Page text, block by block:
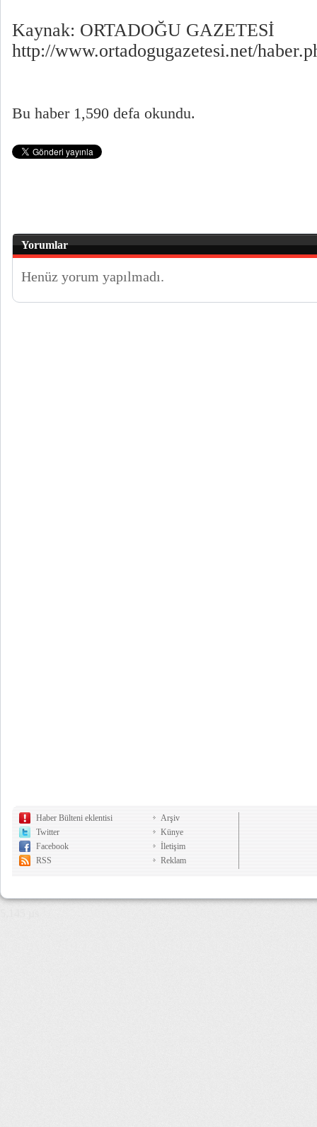
Kaynak: ORTADOĞU GAZETESİ
http://www.ortadogugazetesi.net/
Bu haber 1,590 defa okundu.
Yorumlar
Henüz yorum yapılmadı.
Haber Bülteni eklentisi
Twitter
Facebook
RSS
Arşiv
Künye
İletişim
Reklam